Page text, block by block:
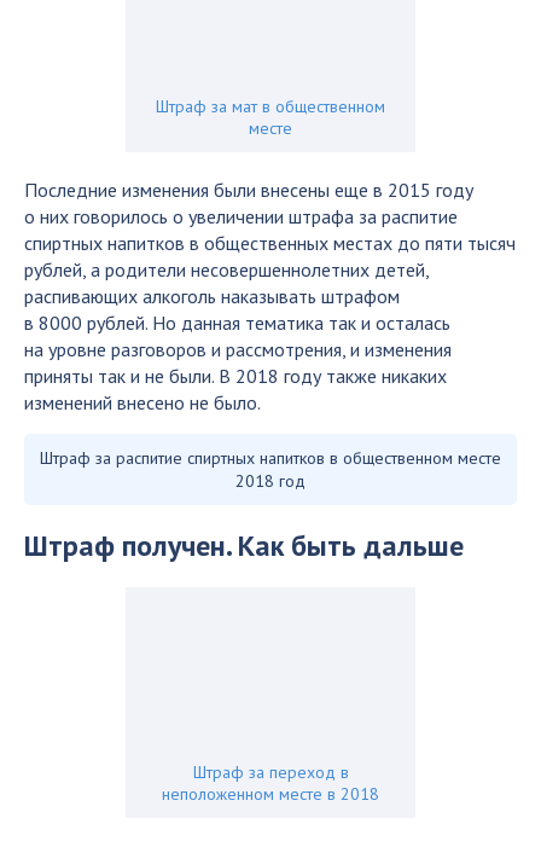
Штраф за мат в общественном
месте
Последние изменения были внесены еще в 2015 году
о них говорилось о увеличении штрафа за распитие
спиртных напитков в общественных местах до пяти тысяч
рублей, а родители несовершеннолетних детей,
распивающих алкоголь наказывать штрафом
в 8000 рублей. Но данная тематика так и осталась
на уровне разговоров и рассмотрения, и изменения
приняты так и не были. В 2018 году также никаких
изменений внесено не было.
Штраф за распитие спиртных напитков в общественном месте
2018 год
Штраф получен. Как быть дальше
Штраф за переход в
неположенном месте в 2018